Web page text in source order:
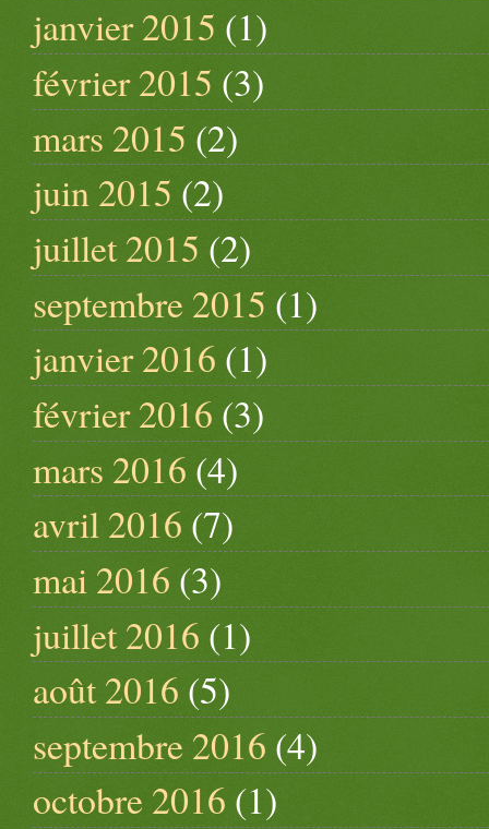
janvier 2015 (1)
février 2015 (3)
mars 2015 (2)
juin 2015 (2)
juillet 2015 (2)
septembre 2015 (1)
janvier 2016 (1)
février 2016 (3)
mars 2016 (4)
avril 2016 (7)
mai 2016 (3)
juillet 2016 (1)
août 2016 (5)
septembre 2016 (4)
octobre 2016 (1)